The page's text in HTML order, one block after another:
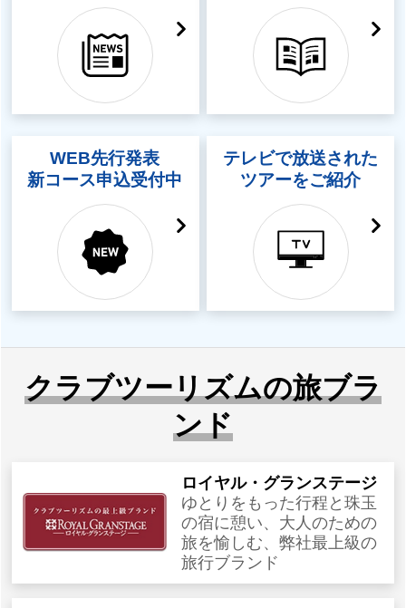
WEB先行発表
新コース申込受付中
テレビで放送された
ツアーをご紹介
クラブツーリズムの旅ブラ
ンド
ロイヤル・グランステージ
ゆとりをもった行程と珠玉
の宿に憩い、大人のための
旅を愉しむ、弊社最上級の
旅行ブランド